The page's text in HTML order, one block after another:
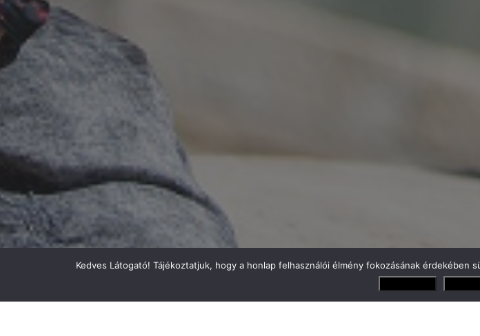
Kedves Látogató! Tájékoztatjuk, hogy a honlap felhasználói élmény fokozásának